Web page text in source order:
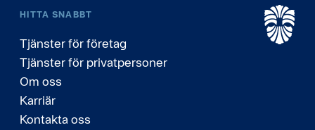
HITTA SNABBT
Tjänster för företag
Tjänster för privatpersoner
Om oss
Karriär
Kontakta oss